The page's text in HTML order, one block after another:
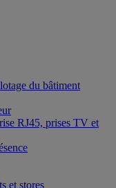
du bâtiment
RJ45, prises TV et
et stores